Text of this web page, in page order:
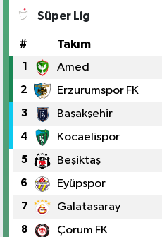
Süper Lig
# Takım
1 Amed
2 Erzurumspor FK
3 Başakşehir
4 Kocaelispor
5 Beşiktaş
6 Eyüpspor
7 Galatasaray
8 Çorum FK